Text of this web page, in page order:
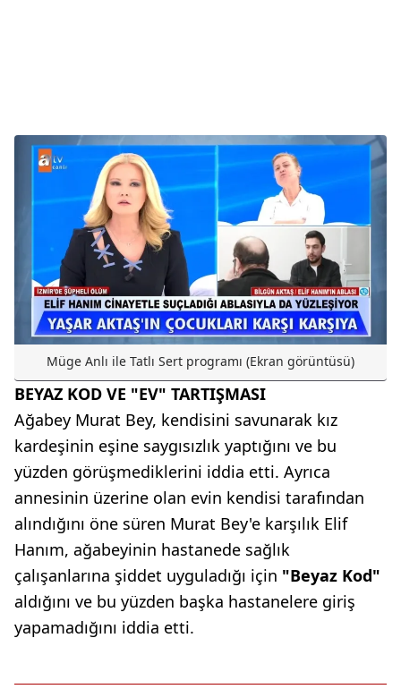
Müge Anlı ile Tatlı Sert programı (Ekran görüntüsü)
BEYAZ KOD VE "EV" TARTIŞMASI
Ağabey Murat Bey, kendisini savunarak kız
kardeşinin eşine saygısızlık yaptığını ve bu
yüzden görüşmediklerini iddia etti. Ayrıca
annesinin üzerine olan evin kendisi tarafından
alındığını öne süren Murat Bey'e karşılık Elif
Hanım, ağabeyinin hastanede sağlık
çalışanlarına şiddet uyguladığı için "Beyaz Kod"
aldığını ve bu yüzden başka hastanelere giriş
yapamadığını iddia etti.